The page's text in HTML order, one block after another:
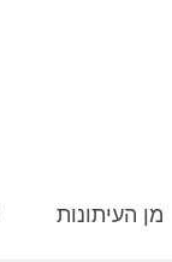
מן העיתונות